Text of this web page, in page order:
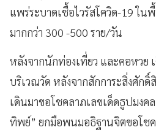
แพร่ระบาดเชื้อไวรัสโควิด-19 ใ
มากกว่า 300 -500 ราย/วัน
หลังจากนักท่องเที่ยว และคอหวย
บริเวณวัด หลังจากสักการะสิ่งศัก
เดินมาขอโชคลาภเลขเด็ดธูปมงค
ทิพย์” ยกมือพนมอธิฐานจิตขอโช